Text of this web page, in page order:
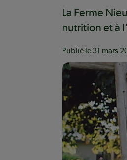
La Ferme
nutrition et à
Publié le 31 mars